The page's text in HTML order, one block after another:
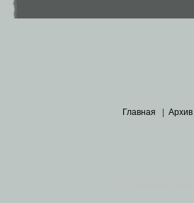
Главная Архив